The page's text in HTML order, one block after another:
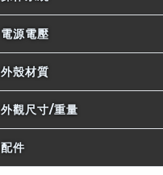
電源電壓
外殼材質
外觀尺寸/重量
配件